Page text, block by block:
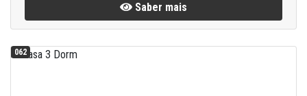
Saber mais
062